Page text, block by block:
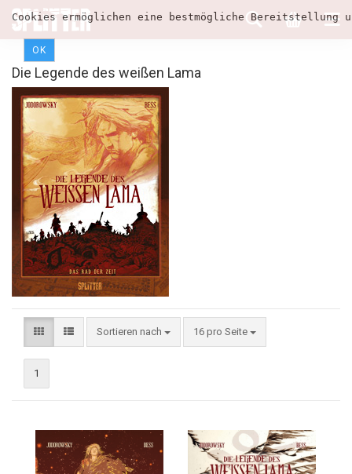
Cookies ermöglichen eine bestmögliche
OK
Die Legende des weißen Lama
Sortieren nach 16 pro Seite
1